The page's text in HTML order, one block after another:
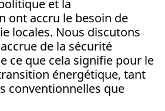
et la
ont accru le besoin de
locales. Nous discutons
de la sécurité
ce que cela signifie pour le
énergétique, tant
conventionnelles que